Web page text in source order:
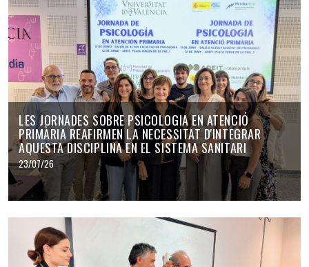
LES JORNADES SOBRE PSICOLOGIA EN ATENCIÓ
PRIMÀRIA REAFIRMEN LA NECESSITAT D'INTEGRAR
AQUESTA DISCIPLINA EN EL SISTEMA SANITARI
23/07/26